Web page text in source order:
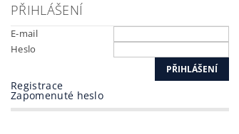
PŘIHLÁŠENÍ
E-mail
Heslo
Registrace
Zapomenuté heslo